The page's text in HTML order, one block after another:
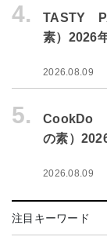
4.
TASTY
素）2026
2026.08.09
5.
CookDo
の素）
2026.08.09
注目キーワード